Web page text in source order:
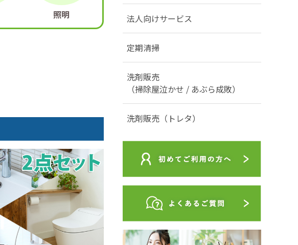
照明 法人向けサービス
定期清掃
洗剤販売
（掃除屋泣かせ / あぶら成敗）
洗剤販売（トレタ）